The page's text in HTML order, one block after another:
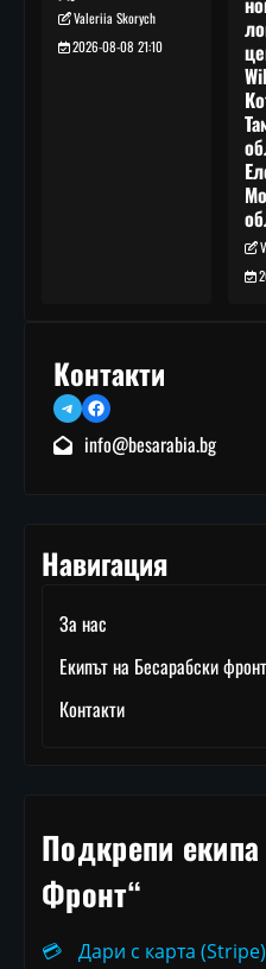
Valeriia Skorych
2026-08-08 21:10
Контакти
TelegramFacebook
info@besarabia.bg
Навигация
За нас
Екипът на Бесарабски фронт
Контакти
Подкрепи екипа
Фронт“
💳
Дари с карта (Stripe)